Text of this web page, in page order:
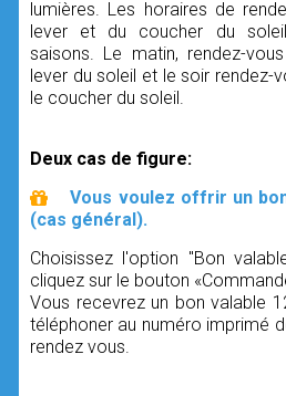
lumières. Les horaires de
lever et du coucher du
saisons. Le matin, rendez-
lever du soleil et le soir rendez-
le coucher du soleil.
Deux cas de figure:
Vous voulez offrir un
(cas général).
Choisissez l'option "Bon
cliquez sur le bouton
Vous recevrez un bon valable
téléphoner au numéro imprimé
rendez vous.